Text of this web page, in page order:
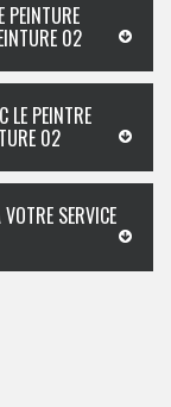
PEINTURE
02
LE PEINTRE
02
SERVICE